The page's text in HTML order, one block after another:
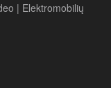
| Elektromobilių